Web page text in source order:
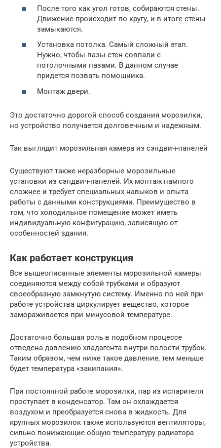
После того как угол готов, собираются стены.
Движение происходит по кругу, и в итоге стены
замыкаются.
Установка потолка. Самый сложный этап.
Нужно, чтобы пазы стен совпали с
потолочными пазами. В данном случае
придется позвать помощника.
Монтаж двери.
Это достаточно дорогой способ создания морозилки,
но устройство получается долговечным и надежным.
Так выглядит морозильная камера из сэндвич-панелей
Существуют также неразборные морозильные
установки из сэндвич-панелей. Их монтаж намного
сложнее и требует специальных навыков и опыта
работы с данными конструкциями. Преимущество в
том, что холодильное помещение может иметь
индивидуальную конфигурацию, зависящую от
особенностей здания.
Как работает конструкция
Все вышеописанные элементы морозильной камеры
соединяются между собой трубками и образуют
своеобразную замкнутую систему. Именно по ней при
работе устройства циркулирует вещество, которое
замораживается при минусовой температуре.
Достаточно большая роль в подобном процессе
отведена давлению хладагента внутри полости трубок.
Таким образом, чем ниже такое давление, тем меньше
будет температура «закипания».
При постоянной работе морозилки, пар из испарителя
проступает в конденсатор. Там он охлаждается
воздухом и преобразуется снова в жидкость. Для
крупных морозилок также используются вентиляторы,
сильно понижающие общую температуру радиатора
устройства.